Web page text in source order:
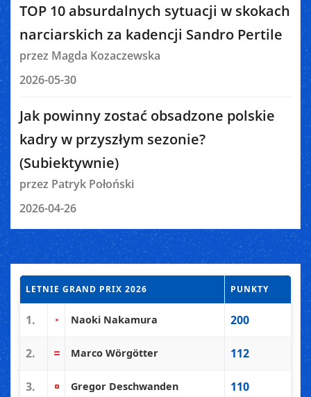
TOP 10 absurdalnych sytuacji w skokach
narciarskich za kadencji Sandro Pertile
przez Magda Kozaczewska
2026-05-30
Jak powinny zostać obsadzone polskie
kadry w przyszłym sezonie?
(Subiektywnie)
przez Patryk Połoński
2026-04-26
LETNIE GRAND PRIX 2026 PUNKTY
1. Naoki Nakamura 200
2. Marco Wörgötter 112
3. Gregor Deschwanden 110